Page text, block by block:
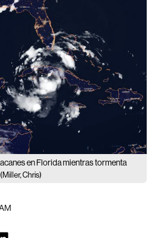
en Florida mientras tormenta
(Miller, Chris)